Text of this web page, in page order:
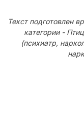
Текст подготовлен
категории -
(психиатр,